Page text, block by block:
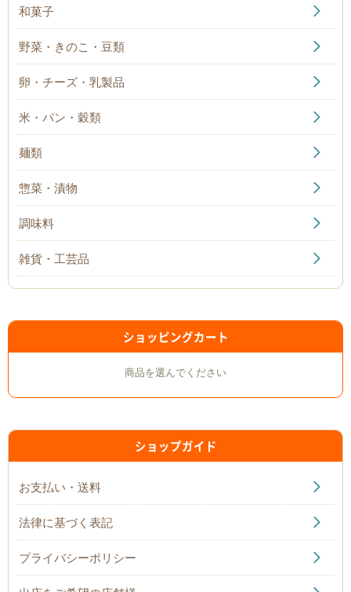
和菓子
野菜・きのこ・豆類
卵・チーズ・乳製品
米・パン・穀類
麺類
惣菜・漬物
調味料
雑貨・工芸品
ショッピングカート
商品を選んでください
ショップガイド
お支払い・送料
法律に基づく表記
プライバシーポリシー